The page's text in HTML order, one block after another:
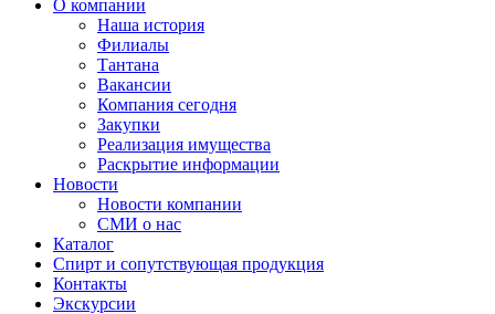
О компании
Наша история
Филиалы
Тантана
Вакансии
Компания сегодня
Закупки
Реализация имущества
Раскрытие информации
Новости
Новости компании
СМИ о нас
Каталог
Спирт и сопутствующая продукция
Контакты
Экскурсии